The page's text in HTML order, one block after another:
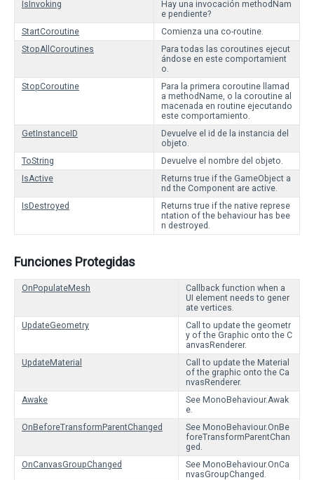
IsInvoking
Hay una invocación methodNam
e pendiente?
StartCoroutine
Comienza una co-routine.
StopAllCoroutines
Para todas las coroutines ejecut
ándose en este comportamient
o.
StopCoroutine
Para la primera coroutine llamad
a methodName, o la coroutine al
macenada en routine ejecutando
este comportamiento.
GetInstanceID
Devuelve el id de la instancia del
objeto.
ToString
Devuelve el nombre del objeto.
IsActive
Returns true if the GameObject a
nd the Component are active.
IsDestroyed
Returns true if the native represe
ntation of the behaviour has bee
n destroyed.
Funciones Protegidas
OnPopulateMesh
Callback function when a
UI element needs to gener
ate vertices.
UpdateGeometry
Call to update the geometr
y of the Graphic onto the C
anvasRenderer.
UpdateMaterial
Call to update the Material
of the graphic onto the Ca
nvasRenderer.
Awake
See MonoBehaviour.Awak
e.
OnBeforeTransformParentChanged
See MonoBehaviour.OnBe
foreTransformParentChan
ged.
OnCanvasGroupChanged
See MonoBehaviour.OnCa
nvasGroupChanged.